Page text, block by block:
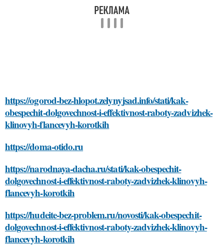
https://ogorod-bez-hlopot.zelynyjsad.info/stati/kak-
obespechit-dolgovechnost-i-effektivnost-raboty-zadvizhek-
klinovyh-flancevyh-korotkih
https://doma-otido.ru
https://narodnaya-dacha.ru/stati/kak-obespechit-
dolgovechnost-i-effektivnost-raboty-zadvizhek-klinovyh-
flancevyh-korotkih
https://hudeite-bez-problem.ru/novosti/kak-obespechit-
dolgovechnost-i-effektivnost-raboty-zadvizhek-klinovyh-
flancevyh-korotkih